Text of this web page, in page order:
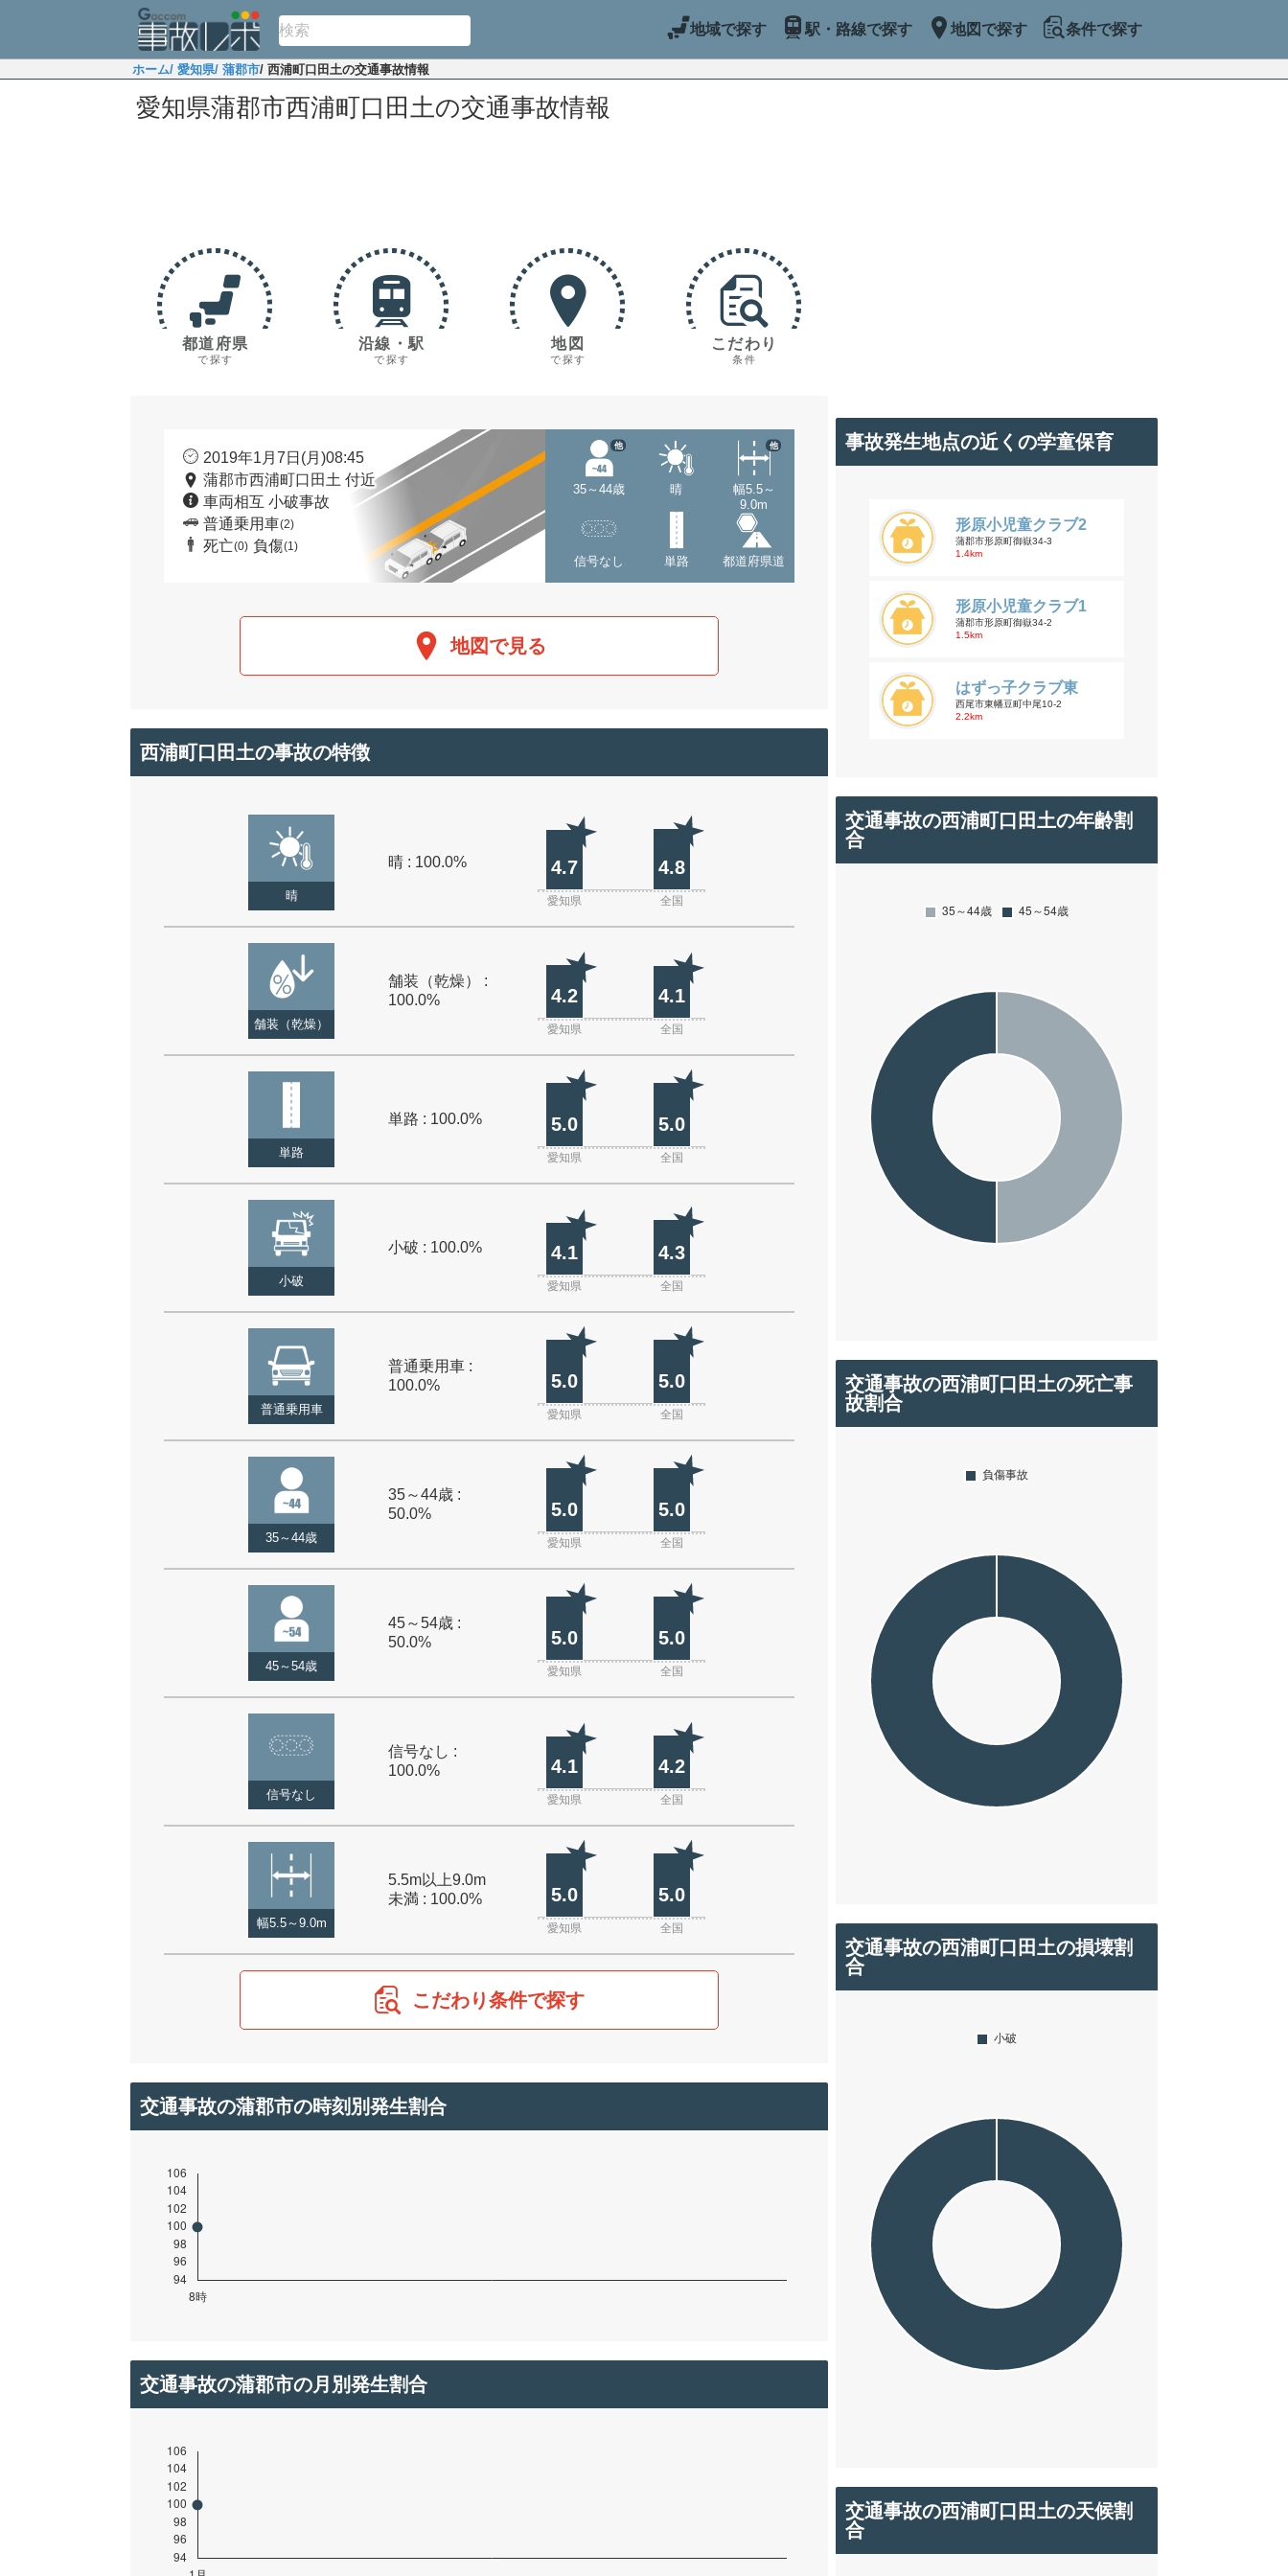
地域で探す 駅・路線で探す 地図で探す 条件で探す
ホーム/ 愛知県/ 蒲郡市/ 西浦町口田土の交通事故情報
愛知県蒲郡市西浦町口田土の交通事故情報
都道府県
で探す
沿線・駅
で探す
地図
で探す
こだわり
条件
2019年1月7日(月)08:45
蒲郡市西浦町口田土 付近
車両相互 小破事故
普通乗用車(2)
死亡(0) 負傷(1)
35～44歳
他
晴
幅5.5～
9.0m
他
信号なし 単路 都道府県道
地図で見る
西浦町口田土の事故の特徴
晴
晴 : 100.0% 4.7 4.8
愛知県 全国
舗装（乾燥）
舗装（乾燥） :
100.0%
4.2 4.1
愛知県 全国
単路
単路 : 100.0% 5.0 5.0
愛知県 全国
小破
小破 : 100.0% 4.1 4.3
愛知県 全国
普通乗用車
普通乗用車 :
100.0%
5.0 5.0
愛知県 全国
35～44歳
35～44歳 :
50.0%
5.0 5.0
愛知県 全国
45～54歳
45～54歳 :
50.0%
5.0 5.0
愛知県 全国
信号なし
信号なし :
100.0%
4.1 4.2
愛知県 全国
幅5.5～9.0m
5.5m以上9.0m
未満 : 100.0%
5.0 5.0
愛知県 全国
こだわり条件で探す
交通事故の蒲郡市の時刻別発生割合
交通事故の蒲郡市の月別発生割合
事故発生地点の近くの学童保育
形原小児童クラブ2
蒲郡市形原町御嶽34-3
1.4km
形原小児童クラブ1
蒲郡市形原町御嶽34-2
1.5km
はずっ子クラブ東
西尾市東幡豆町中尾10-2
2.2km
交通事故の西浦町口田土の年齢割
合
交通事故の西浦町口田土の死亡事
故割合
交通事故の西浦町口田土の損壊割
合
交通事故の西浦町口田土の天候割
合